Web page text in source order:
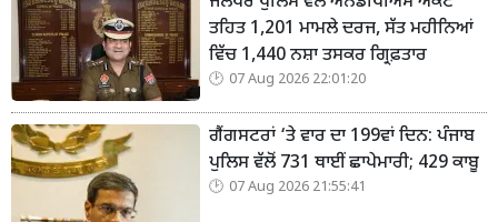
ਤਹਿਤ 1,201 ਮਾਮਲੇ ਦਰਜ, ਸੱਤ ਮਹੀਨਿਆਂ
ਵਿੱਚ 1,440 ਨਸ਼ਾ ਤਸਕਰ ਗ੍ਰਿਫ਼ਤਾਰ
07 Aug 2026 22:01:20
ਗੈਂਗਸਟਰਾਂ ‘ਤੇ ਵਾਰ ਦਾ 199ਵਾਂ ਦਿਨ: ਪੰਜਾਬ
ਪੁਲਿਸ ਵੱਲੋਂ 731 ਥਾਈਂ ਛਾਪੇਮਾਰੀ; 429 ਕਾਬੂ
07 Aug 2026 21:55:41